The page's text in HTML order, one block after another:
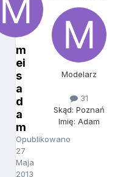
m
ei
s
a
d
a
m
Opublikowano
27
Maja
2013
Modelarz
31
Skąd: Poznań
Imię: Adam